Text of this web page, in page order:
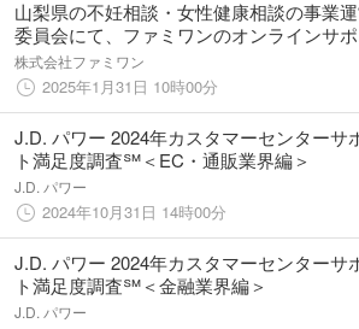
山梨県の不妊相談・女性健康相談の事業
委員会にて、ファミワンのオンラインサ
ト事業の報告を致しました
株式会社ファミワン
2025年1月31日 10時00分
J.D. パワー 2024年カスタマーセンターサ
ト満足度調査℠＜EC・通販業界編＞
J.D. パワー
2024年10月31日 14時00分
J.D. パワー 2024年カスタマーセンターサ
ト満足度調査℠＜金融業界編＞
J.D. パワー